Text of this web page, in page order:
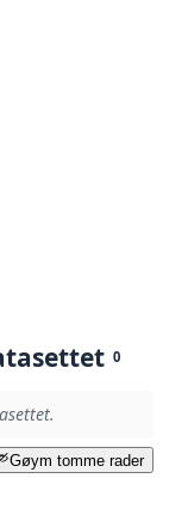
0
Gøym tomme rader